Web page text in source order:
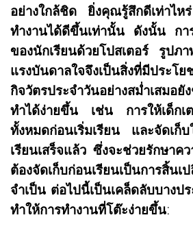
อย่างใกล้ชิด ยิ่งคุณรู้สึกดีเท่าไ
ทำงานได้ดีขึ้นเท่านั้น ดังนั้น กา
ของนักเรียนด้วยโปสเตอร์ รูปภ
แรงบันดาลใจจึงเป็นสิ่งที่มีประโ
กิจวัตรประจำวันอย่างสม่ำเสมอยั
ทำได้ง่ายขึ้น เช่น การให้เด็กเ
ทั้งหมดก่อนเริ่มเรียน และจัดเก็บ
เรียนเสร็จแล้ว ซึ่งจะช่วยรักษาค
ต้องจัดเก็บก่อนเรียนเป็นการสิ้นเ
จำเป็น ต่อไปนี้เป็นเคล็ดลับบางป
ทำให้การทำงานที่โต๊ะง่ายขึ้น: